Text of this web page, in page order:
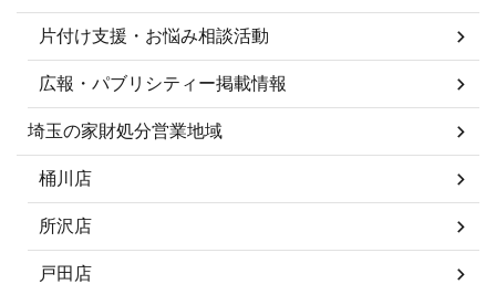
片付け支援・お悩み相談活動
広報・パブリシティー掲載情報
埼玉の家財処分営業地域
桶川店
所沢店
戸田店